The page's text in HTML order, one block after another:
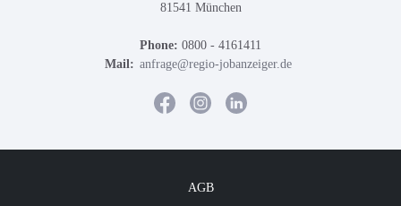
81541 München
Phone: 0800 - 4161411
Mail: anfrage@regio-jobanzeiger.de
AGB